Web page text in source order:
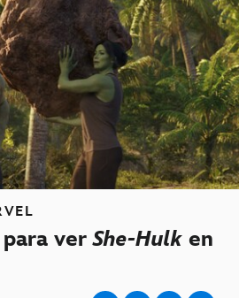
para verShe-Hulk en